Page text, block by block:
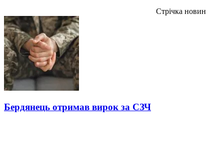
Стрічка новин
Бердянець отримав вирок за СЗЧ